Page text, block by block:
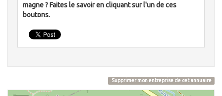
magne ? Faites le savoir en cliquant sur l'un de ces
boutons.
Supprimer mon entreprise de cet annuaire